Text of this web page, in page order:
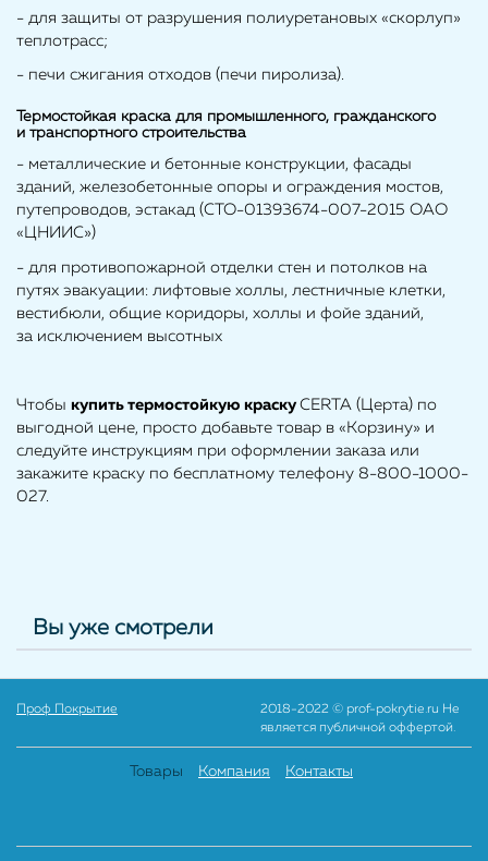
- для защиты от разрушения полиуретановых «скорлуп»
теплотрасс;
- печи сжигания отходов (печи пиролиза).
Термостойкая краска для промышленного, гражданского
и транспортного строительства
- металлические и бетонные конструкции, фасады
зданий, железобетонные опоры и ограждения мостов,
путепроводов, эстакад (СТО-01393674-007-2015 ОАО
«ЦНИИС»)
- для противопожарной отделки стен и потолков на
путях эвакуации: лифтовые холлы, лестничные клетки,
вестибюли, общие коридоры, холлы и фойе зданий,
за исключением высотных
Чтобы купить термостойкую краску CERTA (Церта) по
выгодной цене, просто добавьте товар в «Корзину» и
следуйте инструкциям при оформлении заказа или
закажите краску по бесплатному телефону 8-800-1000-
027.
Вы уже смотрели
Проф Покрытие
2018-2022 © prof-pokrytie.ru Не
является публичной оффертой.
Товары Компания Контакты